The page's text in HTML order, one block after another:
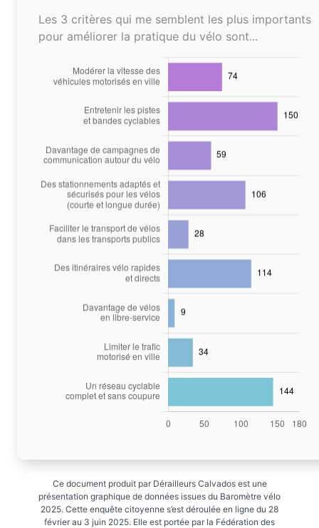
Les 3 critères qui me semblent les plus importants
pour améliorer la pratique du vélo sont...
Ce document produit par Dérailleurs Calvados est une
présentation graphique de données issues du Baromètre vélo
2025. Cette enquête citoyenne s’est déroulée en ligne du 28
février au 3 juin 2025. Elle est portée par la Fédération des